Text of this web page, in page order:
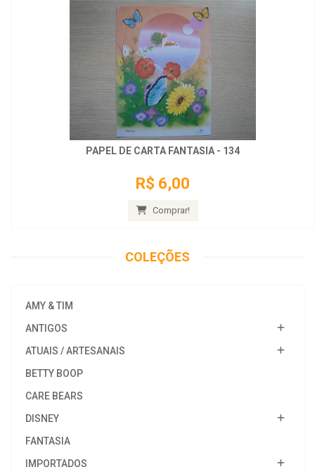
PAPEL DE CARTA FANTASIA - 134
R$ 6,00
Comprar!
COLEÇÕES
AMY & TIM
ANTIGOS
ATUAIS / ARTESANAIS
BETTY BOOP
CARE BEARS
DISNEY
FANTASIA
IMPORTADOS